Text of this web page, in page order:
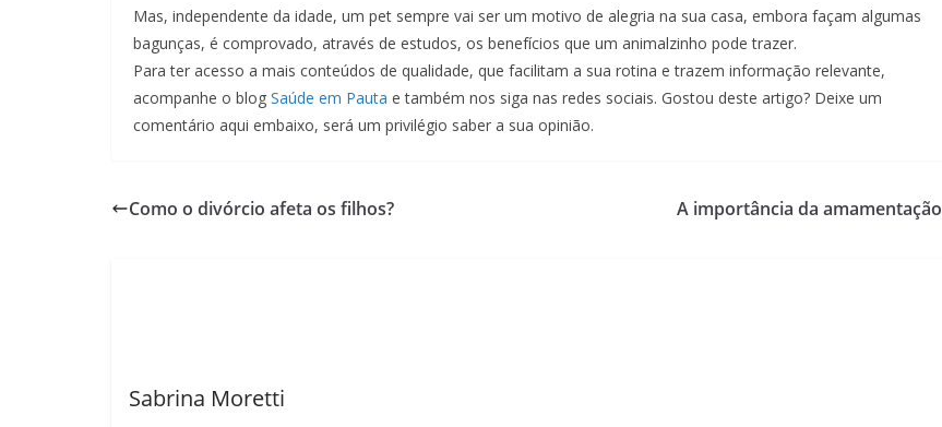
Mas, independente da idade, um pet sempre vai ser um motivo de alegria na sua casa, embora façam algumas
bagunças, é comprovado, através de estudos, os benefícios que um animalzinho pode trazer.
Para ter acesso a mais conteúdos de qualidade, que facilitam a sua rotina e trazem informação relevante,
acompanhe o blog Saúde em Pauta e também nos siga nas redes sociais. Gostou deste artigo? Deixe um
comentário aqui embaixo, será um privilégio saber a sua opinião.
Como o divórcio afeta os filhos? A importância da amamentação
Sabrina Moretti